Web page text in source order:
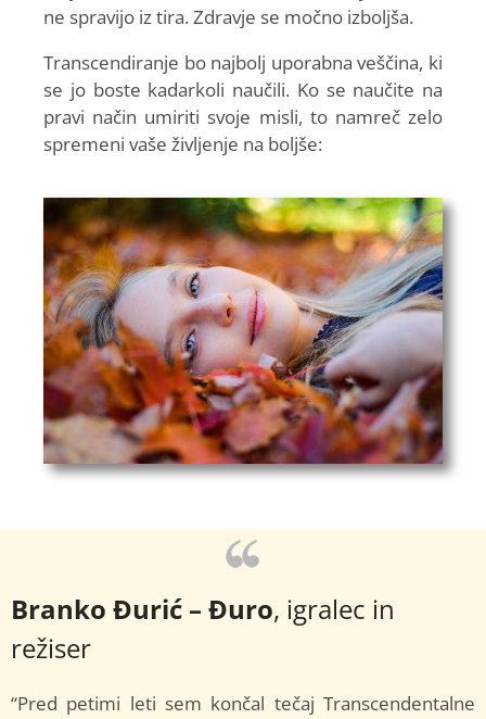
ne spravijo iz tira. Zdravje se močno izboljša.
Transcendiranje bo najbolj uporabna veščina, ki
se jo boste kadarkoli naučili. Ko se naučite na
pravi način umiriti svoje misli, to namreč zelo
spremeni vaše življenje na boljše:
Branko Đurić – Đuro, igralec in
režiser
“Pred petimi leti sem končal tečaj Transcendentalne